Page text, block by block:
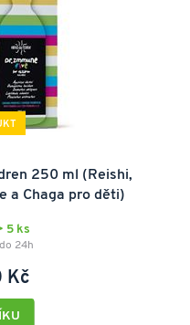
250 ml (Reishi,
a Chaga pro děti)
5 ks
24h
Kč